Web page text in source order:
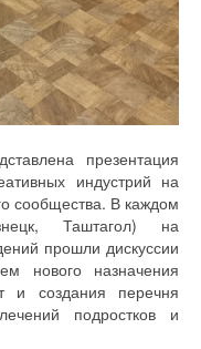
презентация
индустрий на
сообщества. В каждом
Таштагол) на
прошли дискуссии
нового назначения
и создания перечня
подростков и